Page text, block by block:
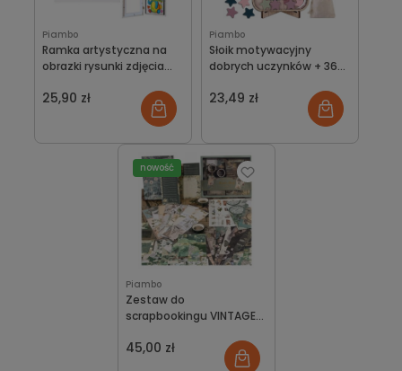
Piambo
Ramka artystyczna na
obrazki rysunki zdjęcia
prezent A4
25,90 zł
Piambo
Słoik motywacyjny
dobrych uczynków + 36
23,49 zł
Piambo
Zestaw do
scrapbookingu VINTAGE
papierki XXL na PREZENT
45,00 zł
nowość